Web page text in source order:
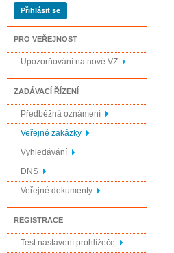
Přihlásit se
PRO VEŘEJNOST
Upozorňování na nové VZ
ZADÁVACÍ ŘÍZENÍ
Předběžná oznámení
Veřejné zakázky
Vyhledávání
DNS
Veřejné dokumenty
REGISTRACE
Test nastavení prohlížeče